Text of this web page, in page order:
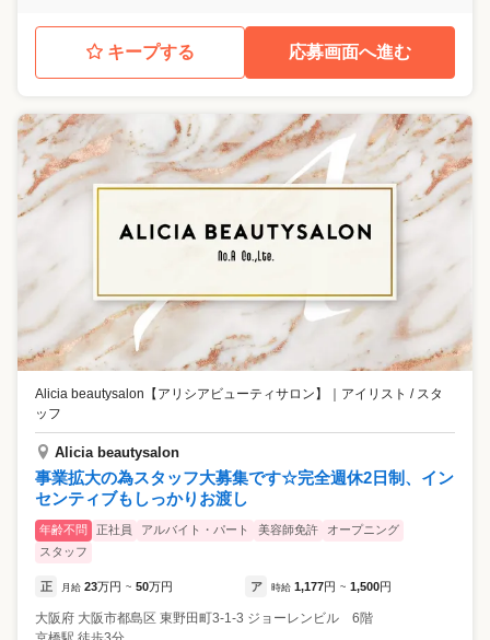
キープする 応募画面へ進む
Alicia beautysalon【アリシアビューティサロン】 ｜ アイリスト / スタ
ッフ
Alicia beautysalon
事業拡大の為スタッフ大募集です☆完全週休2日制、イン
センティブもしっかりお渡し
年齢不問 正社員 アルバイト・パート 美容師免許
オープニング
スタッフ
正 月給 23万円 ~ 50万円 ア 時給 1,177円 ~ 1,500円
大阪府 大阪市都島区 東野田町3-1-3 ジョーレンビル 6階